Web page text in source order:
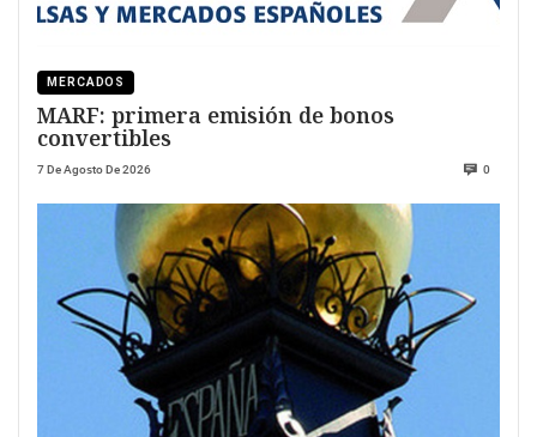
MERCADOS
MARF: primera emisión de bonos
convertibles
7 De Agosto De 2026 0